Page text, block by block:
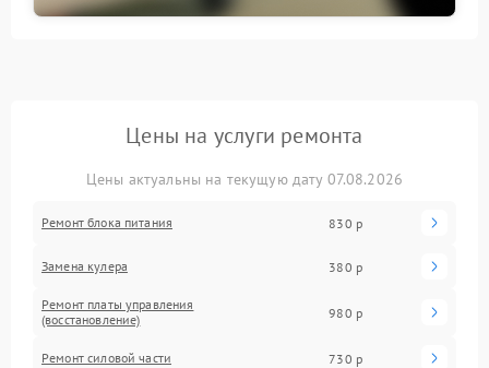
Цены на услуги ремонта
Цены актуальны на текущую дату 07.08.2026
Ремонт блока питания 830 р
Замена кулера 380 р
Ремонт платы управления
(восстановление)
980 р
Ремонт силовой части 730 р